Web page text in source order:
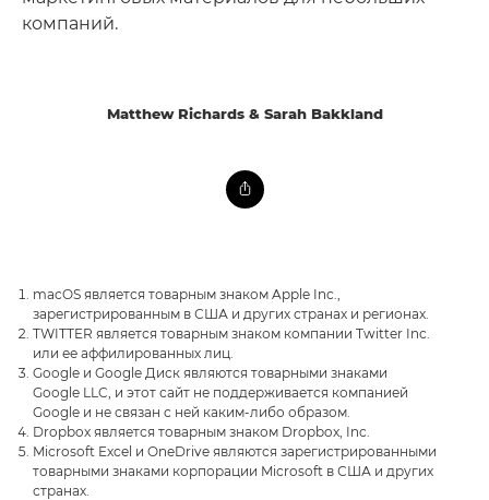
компаний.
Matthew Richards & Sarah Bakkland
macOS является товарным знаком Apple Inc.,
зарегистрированным в США и других странах и регионах.
TWITTER является товарным знаком компании Twitter Inc.
или ее аффилированных лиц.
Google и Google Диск являются товарными знаками
Google LLC, и этот сайт не поддерживается компанией
Google и не связан с ней каким-либо образом.
Dropbox является товарным знаком Dropbox, Inc.
Microsoft Excel и OneDrive являются зарегистрированными
товарными знаками корпорации Microsoft в США и других
странах.